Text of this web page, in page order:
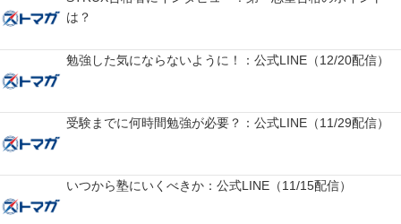
は？
勉強した気にならないように！：公式LINE（12/20配信）
受験までに何時間勉強が必要？：公式LINE（11/29配信）
いつから塾にいくべきか：公式LINE（11/15配信）